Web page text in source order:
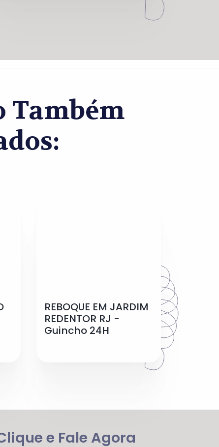
Também
REBOQUE EM JARDIM
REDENTOR RJ -
Guincho 24H
Clique e Fale Agora